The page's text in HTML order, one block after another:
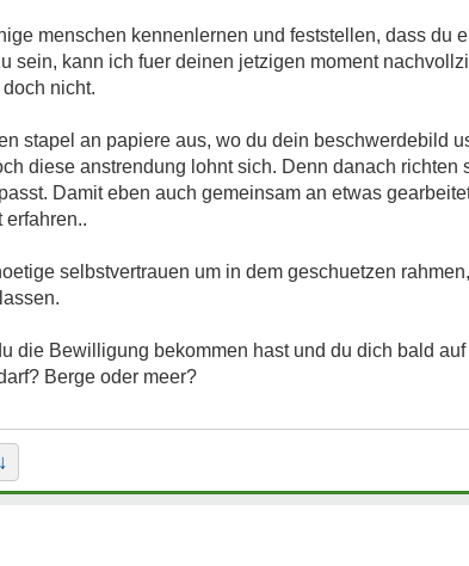
menschen kennenlernen und feststellen, dass du
sein, kann ich fuer deinen jetzigen moment
nicht.
stapel an papiere aus, wo du dein beschwerdebild
diese anstrendung lohnt sich. Denn danach
Damit eben auch gemeinsam an etwas
erfahren..
selbstvertrauen um in dem geschuetzen
die Bewilligung bekommen hast und du dich bald
Berge oder meer?